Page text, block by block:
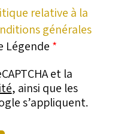
relative à la
générales
Légende *
et la
, ainsi que les
s’appliquent.